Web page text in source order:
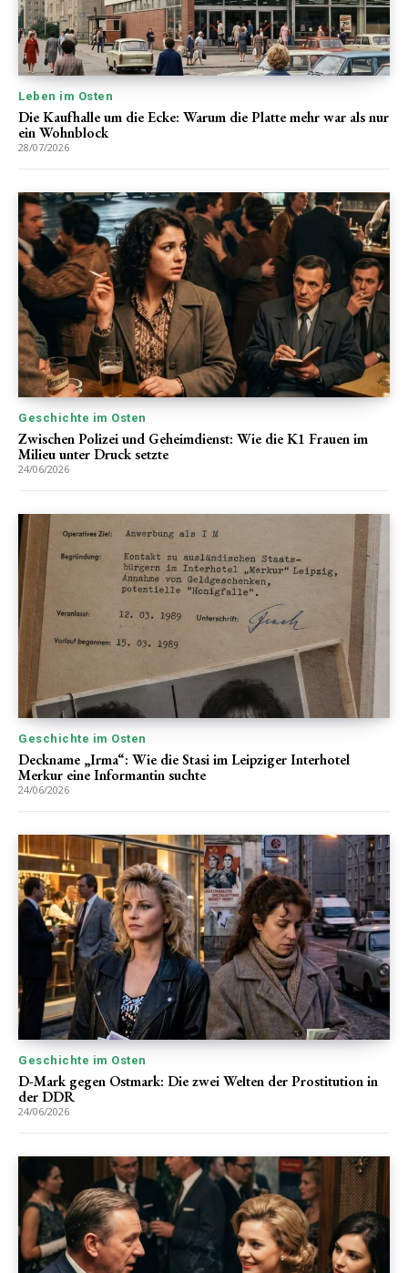
Leben im Osten
Die Kaufhalle um die Ecke: Warum die Platte mehr war als nur
ein Wohnblock
28/07/2026
Geschichte im Osten
Zwischen Polizei und Geheimdienst: Wie die K1 Frauen im
Milieu unter Druck setzte
24/06/2026
Geschichte im Osten
Deckname „Irma“: Wie die Stasi im Leipziger Interhotel
Merkur eine Informantin suchte
24/06/2026
Geschichte im Osten
D-Mark gegen Ostmark: Die zwei Welten der Prostitution in
der DDR
24/06/2026